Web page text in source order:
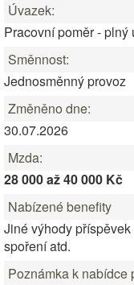
Úvazek:
Pracovní poměr - plný
Směnnost:
Jednosměnný provoz
Změněno dne:
30.07.2026
Mzda:
28 000 až 40 000 Kč
Nabízené benefity
Jiné výhody
spoření atd.
Poznámka k nabídce